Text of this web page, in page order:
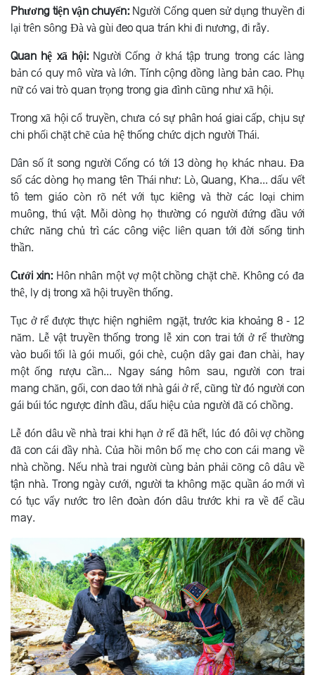
Phương tiện vận chuyển:Người Cống quen sử dụng thuyền đi
lại trên sông Ðà và gùi đeo qua trán khi đi nương, đi rẫy.
Quan hệ xã hội: Người Cống ở khá tập trung trong các làng
bản có quy mô vừa và lớn. Tính cộng đồng làng bản cao. Phụ
nữ có vai trò quan trọng trong gia đình cũng như xã hội.
Trong xã hội cổ truyền, chưa có sự phân hoá giai cấp, chịu sự
chi phối chặt chẽ của hệ thống chức dịch người Thái.
Dân số ít song người Cống có tới 13 dòng họ khác nhau. Ða
số các dòng họ mang tên Thái như: Lò, Quang, Kha... dấu vết
tô tem giáo còn rõ nét với tục kiêng và thờ các loại chim
muông, thú vật. Mỗi dòng họ thường có người đứng đầu với
chức năng chủ trì các công việc liên quan tới đời sống tinh
thần.
Cưới xin:Hôn nhân một vợ một chồng chặt chẽ. Không có đa
thê, ly dị trong xã hội truyền thống.
Tục ở rể được thực hiện nghiêm ngặt, trước kia khoảng 8 - 12
năm. Lễ vật truyền thống trong lễ xin con trai tới ở rể thường
vào buổi tối là gói muối, gói chè, cuộn dây gai đan chài, hay
một ống rượu cần... Ngay sáng hôm sau, người con trai
mang chăn, gối, con dao tới nhà gái ở rể, cũng từ đó người con
gái búi tóc ngược đỉnh đầu, dấu hiệu của người đã có chồng.
Lễ đón dâu về nhà trai khi hạn ở rể đã hết, lúc đó đôi vợ chồng
đã con cái đầy nhà. Của hồi môn bố mẹ cho con cái mang về
nhà chồng. Nếu nhà trai người cùng bản phải cõng cô dâu về
tận nhà. Trong ngày cưới, người ta không mặc quần áo mới vì
có tục vẩy nước tro lên đoàn đón dâu trước khi ra về để cầu
may.